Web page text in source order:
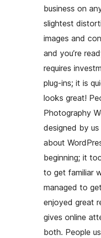
business on
slightest
images and
and you’re
requires
plug-ins; it is
looks great!
Photography
designed by
about
beginning; it
to get familiar
managed to
enjoyed great
gives online
both. People